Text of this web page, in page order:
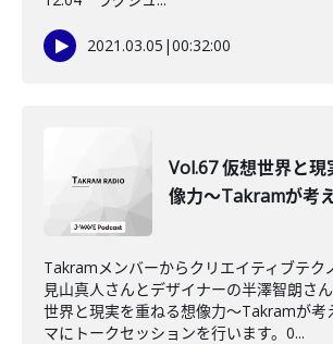
2021.03.05 |00:32:00
Vol.67 仮想世界と
像力～Takramが考
Takramメンバーからクリエイティブテク
見山真人さんとデザイナーの半澤智朗さ
世界と現実を重ねる想像力～Takramが考
マにトークセッションを行います。0...